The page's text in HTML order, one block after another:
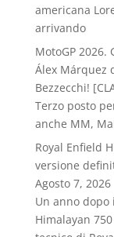
americana
arrivando
MotoGP 2026.
Álex Márquez
Bezzecchi!
Terzo posto
anche MM,
Royal Enfield
versione
Agosto 7, 2026
Un anno
Himalayan